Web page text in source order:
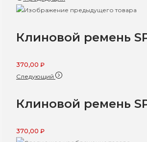
Клиновой ремень
370,00 ₽
Следующий
Клиновой ремень
370,00 ₽